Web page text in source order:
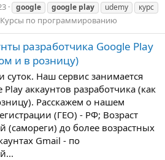
google google play udemy курс
Курсы по программированию
разработчика Google Play
и в розницу)
суток. Наш сервис занимается
аккаунтов разработчика (как
Расскажем о нашем
(ГЕО) - РФ; Возраст
(самореги) до более возрастных
Gmail - по